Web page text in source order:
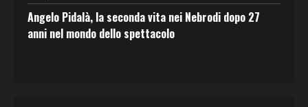
Angelo Pidalà, la seconda vita nei Nebrodi dopo 27
anni nel mondo dello spettacolo